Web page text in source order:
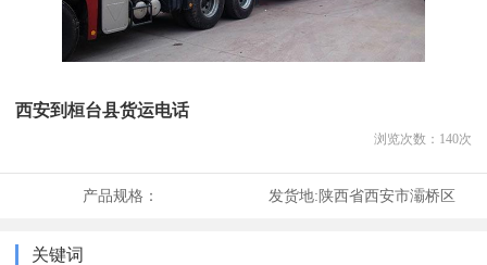
西安到桓台县货运电话
浏览次数： 140次
产品规格： 发货地:陕西省西安市灞桥区
关键词